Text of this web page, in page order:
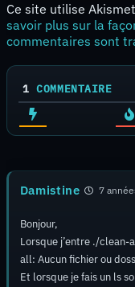
Ce site utilise
savoir plus sur la
commentaires sont
1 COMMENTAIRE
Damistine 7
Bonjour,
Lorsque j’entre ./clean-
all: Aucun fichier ou
Et lorsque je fais un ls